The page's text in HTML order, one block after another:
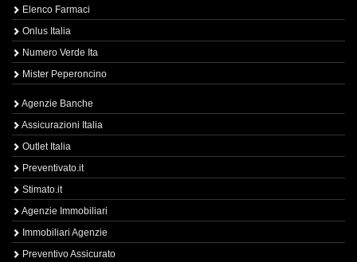
Elenco Farmaci
Onlus Italia
Numero Verde Ita
Mister Peperoncino
Agenzie Banche
Assicurazioni Italia
Outlet Italia
Preventivato.it
Stimato.it
Agenzie Immobiliari
Immobiliari Agenzie
Preventivo Assicurato